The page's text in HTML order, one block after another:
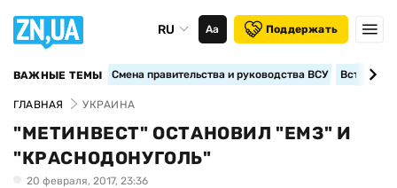
RU Аа Поддержать
ВАЖНЫЕ ТЕМЫ Смена правительства и руководства ВСУ
ГЛАВНАЯ УКРАИНА
"МЕТИНВЕСТ" ОСТАНОВИЛ "ЕМЗ" И
"КРАСНОДОНУГОЛЬ"
20 февраля, 2017, 23:36